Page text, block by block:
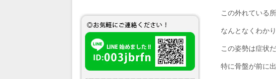
この外れている
なんとなくわか
この姿勢は症状
特に骨盤が前に